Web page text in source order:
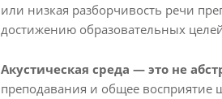
или низкая разборчивость речи
достижению образовательных
Акустическая среда — это не
преподавания и общее восприятие